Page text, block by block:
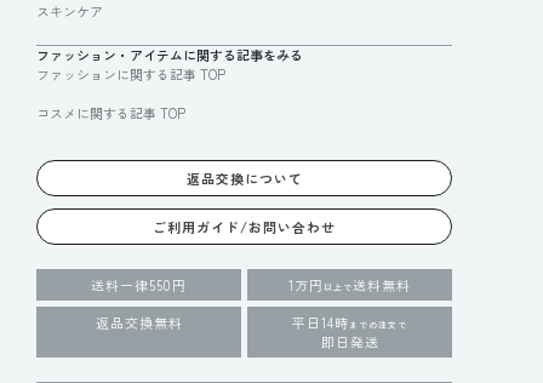
スキンケア
ファッション・アイテムに関する記事をみる
ファッションに関する記事 TOP
コスメに関する記事 TOP
返品交換について
ご利用ガイド/お問い合わせ
送料一律550円 1万円 以上で送料無料
返品交換無料
平日14時 までの注文で
即日発送